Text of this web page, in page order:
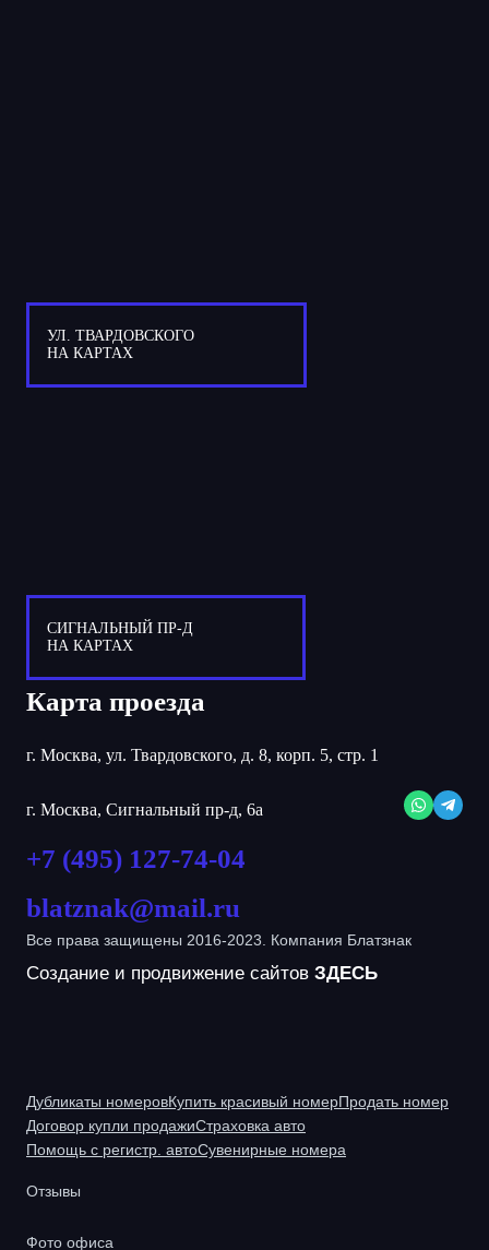
УЛ. ТВАРДОВСКОГО
НА КАРТАХ
СИГНАЛЬНЫЙ ПР-Д
НА КАРТАХ
Карта проезда
г. Москва, ул. Твардовского, д. 8, корп. 5, стр. 1
г. Москва, Сигнальный пр-д, 6а
+7 (495) 127-74-04
blatznak@mail.ru
Все права защищены 2016-2023. Компания Блатзнак
Создание и продвижение сайтов ЗДЕСЬ
Дубликаты номеровКупить красивый номерПродать номер
Договор купли продажиСтраховка авто
Помощь с регистр. автоСувенирные номера
Отзывы
Фото офиса